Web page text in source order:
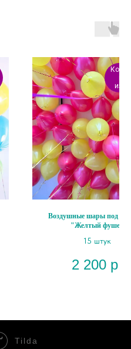
Воздушные шары под
"Желтый фуше"
15 штук
2 200 р.
Tilda